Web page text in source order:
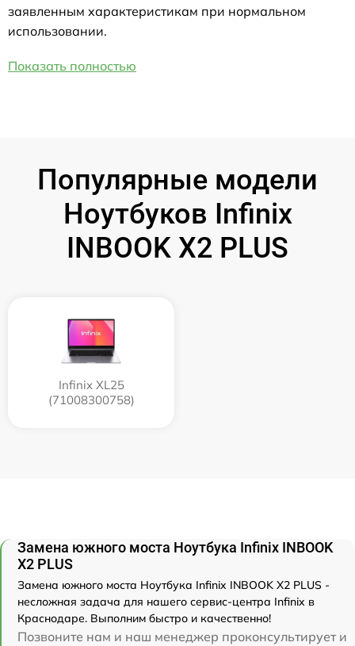
заявленным характеристикам при нормальном
использовании.
Показать полностью
Популярные модели
Ноутбуков Infinix
INBOOK X2 PLUS
Infinix XL25
(71008300758)
Замена южного моста Ноутбука Infinix INBOOK
X2 PLUS
Замена южного моста Ноутбука Infinix INBOOK X2 PLUS -
несложная задача для нашего сервис-центра Infinix в
Краснодаре. Выполним быстро и качественно!
Позвоните нам и наш менеджер проконсультирует и